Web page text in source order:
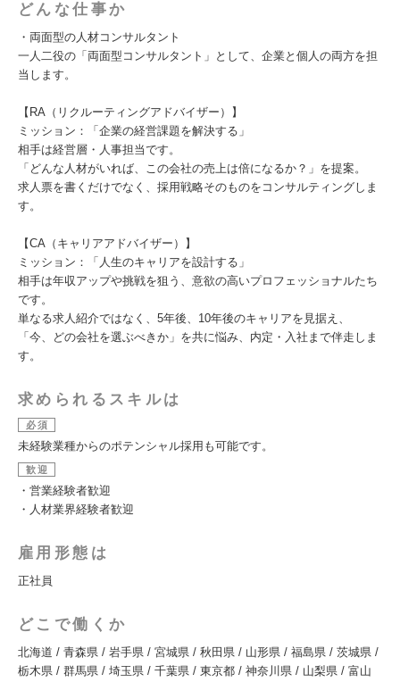
どんな仕事か
・両面型の人材コンサルタント
一人二役の「両面型コンサルタント」として、企業と個人の両方を担
当します。
【RA（リクルーティングアドバイザー）】
ミッション：「企業の経営課題を解決する」
相手は経営層・人事担当です。
「どんな人材がいれば、この会社の売上は倍になるか？」を提案。
求人票を書くだけでなく、採用戦略そのものをコンサルティングしま
す。
【CA（キャリアアドバイザー）】
ミッション：「人生のキャリアを設計する」
相手は年収アップや挑戦を狙う、意欲の高いプロフェッショナルたち
です。
単なる求人紹介ではなく、5年後、10年後のキャリアを見据え、
「今、どの会社を選ぶべきか」を共に悩み、内定・入社まで伴走しま
す。
求められるスキルは
必須
未経験業種からのポテンシャル採用も可能です。
歓迎
・営業経験者歓迎
・人材業界経験者歓迎
雇用形態は
正社員
どこで働くか
北海道 / 青森県 / 岩手県 / 宮城県 / 秋田県 / 山形県 / 福島県 / 茨城県 /
栃木県 / 群馬県 / 埼玉県 / 千葉県 / 東京都 / 神奈川県 / 山梨県 / 富山